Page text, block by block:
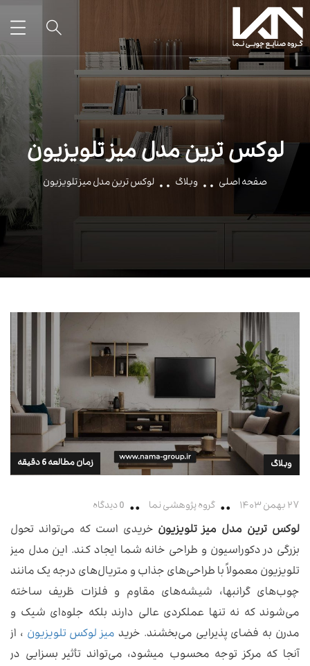
لوکس ترین مدل میز تلویزیون
صفحه اصلی وبلاگ لوکس ترین مدل میز تلویزیون
وبلاگ
۲۷ بهمن ۱۴۰۳ گروه پژوهشی نما 0 دیدگاه
لوکس ترین مدل میز تلویزیون خریدی است که می‌تواند تحول
بزرگی در دکوراسیون و طراحی خانه شما ایجاد کند. این مدل‌ میز
تلویزیون معمولاً با طراحی‌های جذاب و متریال‌های درجه یک مانند
چوب‌های گرانبها، شیشه‌های مقاوم و فلزات ظریف ساخته
می‌شوند که نه تنها عملکردی عالی دارند بلکه جلوه‌ای شیک و
مدرن به فضای پذیرایی می‌بخشند. خرید میز لوکس تلویزیون ، از
آنجا که مرکز توجه محسوب میشود، می‌تواند تأثیر بسزایی در
زمان مطالعه 6 دقیقه